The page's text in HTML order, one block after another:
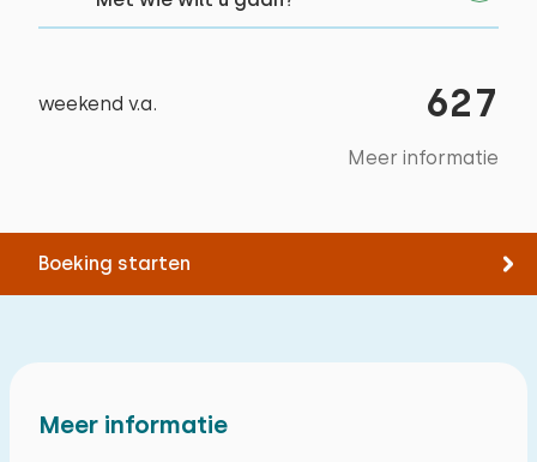
weekend v.a. 627
Meer informatie
Boeking starten
Meer informatie